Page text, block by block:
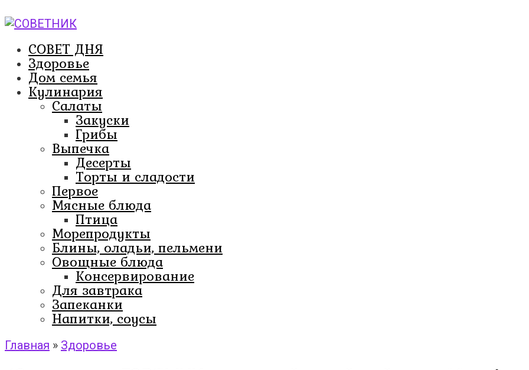
к
СОВЕТ ДНЯ
Здоровье
Дом семья
Кулинария
Салаты
Закуски
Грибы
Выпечка
Десерты
Торты и сладости
Первое
Мясные блюда
Птица
Морепродукты
Блины, оладьи, пельмени
Овощные блюда
Консервирование
Для завтрака
Запеканки
Напитки, соусы
Главная » Здоровье